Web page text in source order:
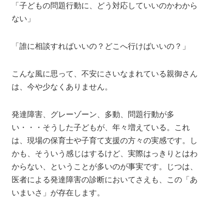
「子どもの問題行動に、どう対応していいのかわから
ない」
「誰に相談すればいいの？どこへ行けばいいの？」
こんな風に思って、不安にさいなまれている親御さん
は、今や少なくありません。
発達障害、グレーゾーン、多動、問題行動が多
い・・・そうした子どもが、年々増えている。これ
は、現場の保育士や子育て支援の方々の実感です。し
かも、そういう感じはするけど、実際はっきりとはわ
からない、ということが多いのが事実です。じつは、
医者による発達障害の診断においてさえも、この「あ
いまいさ」が存在します。